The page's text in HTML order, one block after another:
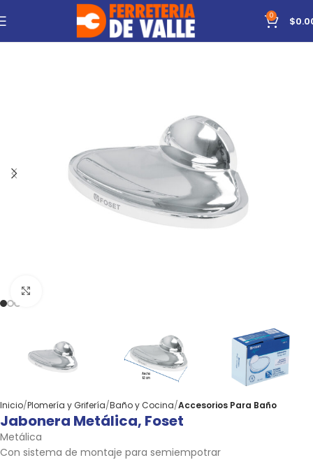
0 $
Inicio Plomería y Grifería Baño y Cocina Accesorios Para Baño
Jabonera Metálica, Foset
Metálica
Con sistema de montaje para semiempotrar